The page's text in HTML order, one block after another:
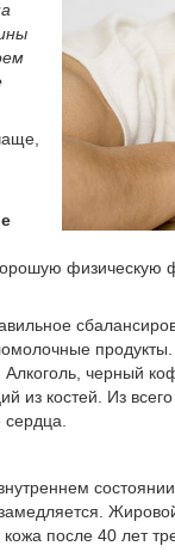
Алкоголь, черный
из костей. Из
после 40 лет